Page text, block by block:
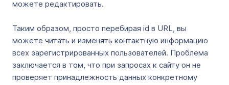
можете редактировать.
Таким образом, просто перебирая id в URL, вы
можете читать и изменять контактную информацию
всех зарегистрированных пользователей. Проблема
заключается в том, что при запросах к сайту он не
проверяет принадлежность данных конкретному